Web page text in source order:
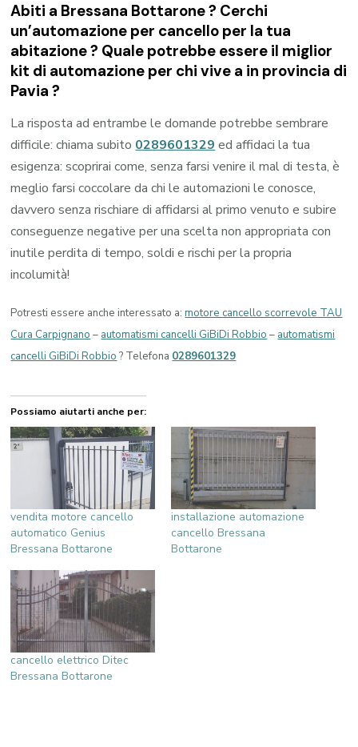
Abiti a Bressana Bottarone? Cerchi
un’automazione per cancello per la tua
abitazione ? Quale potrebbe essere il miglior
kit di automazione per chi vive a in provincia di
Pavia ?
La risposta ad entrambe le domande potrebbe sembrare
difficile: chiama subito 0289601329 ed affidaci la tua
esigenza: scoprirai come, senza farsi venire il mal di testa, è
meglio farsi coccolare da chi le automazioni le conosce,
davvero senza rischiare di affidarsi al primo venuto e subire
conseguenze negative per una scelta non appropriata con
inutile perdita di tempo, soldi e rischi per la propria
incolumità!
Potresti essere anche interessato a:motore cancello scorrevole TAU
Cura Carpignano – automatismi cancelli GiBiDi Robbio – automatismi
cancelli GiBiDi Robbio ? Telefona 0289601329
Possiamo aiutarti anche per:
vendita motore cancello
automatico Genius
Bressana Bottarone
installazione automazione
cancello Bressana
Bottarone
cancello elettrico Ditec
Bressana Bottarone